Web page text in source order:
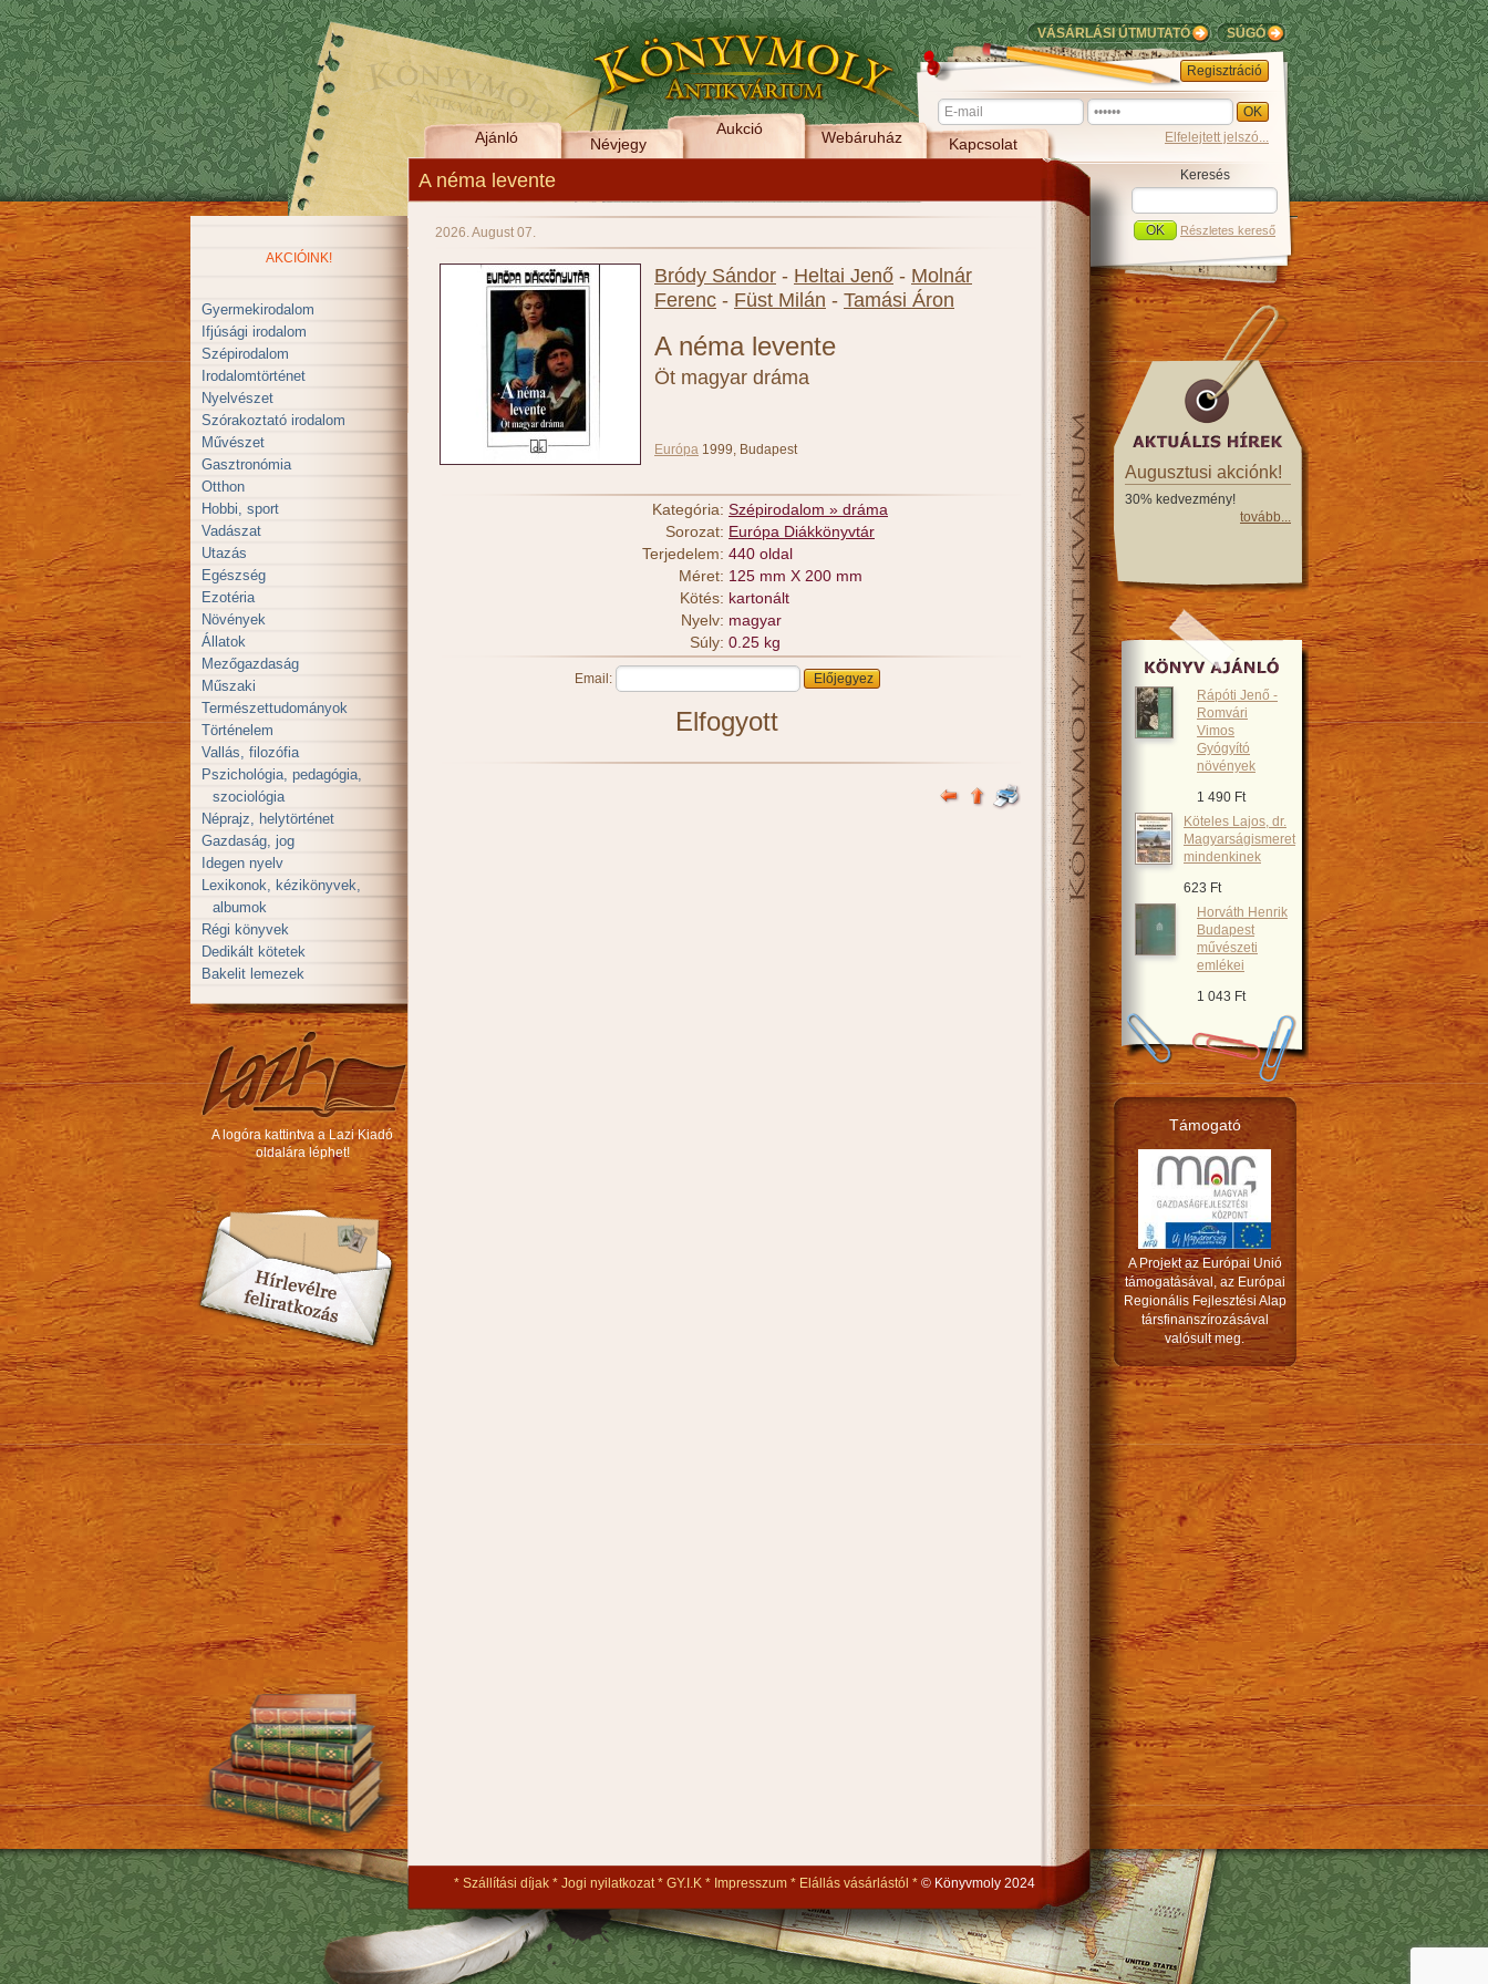
SÚGÓ
VÁSÁRLÁSI ÚTMUTATÓ
Regisztráció
Elfelejtett jelszó...
Ajánló Névjegy
Aukció Webáruház Kapcsolat
A néma levente Keresés
Részletes kereső
AKCIÓINK!
Gyermekirodalom
Ifjúsági irodalom
Szépirodalom
Irodalomtörténet
Nyelvészet
Szórakoztató irodalom
Művészet
Gasztronómia
Otthon
Hobbi, sport
Vadászat
Utazás
Egészség
Ezotéria
Növények
Állatok
Mezőgazdaság
Műszaki
Természettudományok
Történelem
Vallás, filozófia
Pszichológia, pedagógia,
szociológia
Néprajz, helytörténet
Gazdaság, jog
Idegen nyelv
Lexikonok, kézikönyvek,
albumok
Régi könyvek
Dedikált kötetek
Bakelit lemezek
A logóra kattintva a Lazi Kiadó
oldalára léphet!
Augusztusi akciónk!
30% kedvezmény!
tovább...
Rápóti Jenő -
Romvári
Vimos
Gyógyító
növények
1 490 Ft
Köteles Lajos, dr.
Magyarságismeret
mindenkinek
623 Ft
Horváth Henrik
Budapest
művészeti
emlékei
1 043 Ft
Támogató
A Projekt az Európai Unió
támogatásával, az Európai
Regionális Fejlesztési Alap
társfinanszírozásával
valósult meg.
2026. August 07.
Bródy Sándor - Heltai Jenő - Molnár
Ferenc - Füst Milán - Tamási Áron
A néma levente
Öt magyar dráma
Európa 1999, Budapest
Kategória: Szépirodalom » dráma
Sorozat: Európa Diákkönyvtár
Terjedelem: 440 oldal
Méret: 125 mm X 200 mm
Kötés: kartonált
Nyelv: magyar
Súly: 0.25 kg
Email:
Elfogyott
Szállítási díjak Jogi nyilatkozat GY.I.K Impresszum Elállás vásárlástól © Könyvmoly 2024